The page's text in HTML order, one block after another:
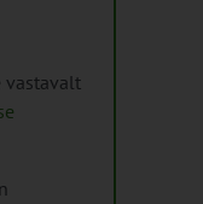
vastavalt